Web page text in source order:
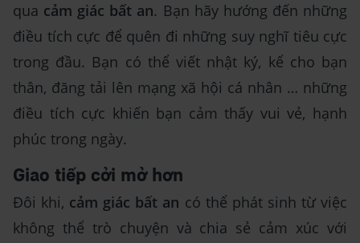
qua cảm giác bất an. Bạn hãy hướng đến những
điều tích cực để quên đi những suy nghĩ tiêu cực
trong đầu. Bạn có thể viết nhật ký, kể cho bạn
thân, đăng tải lên mạng xã hội cá nhân … những
điều tích cực khiến bạn cảm thấy vui vẻ, hạnh
phúc trong ngày.
Giao tiếp cởi mở hơn
Đôi khi, cảm giác bất an có thể phát sinh từ việc
không thể trò chuyện và chia sẻ cảm xúc với